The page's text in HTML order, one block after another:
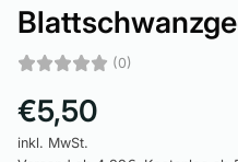
(0)
€5,50
inkl. MwSt.